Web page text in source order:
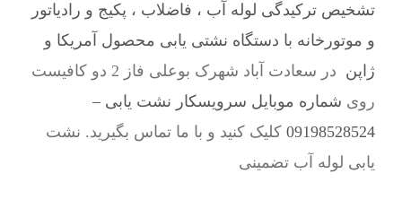
تشخیص ترکیدگی لوله آب ، فاضلاب ، پکیج و رادیاتور
و موتورخانه با دستگاه نشتی یابی محصول آمریکا و
ژاپن
در سعادت آباد شهرک بوعلی فاز 2 دو کافیست
روی شماره موبایل سرویسکار نشت یابی –
09198528524 کلیک کنید و با ما تماس بگیرید. نشت
یابی لوله آب تضمینی